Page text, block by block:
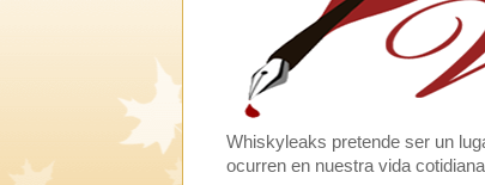
Whiskyleaks pretende ser un
ocurren en nuestra vida